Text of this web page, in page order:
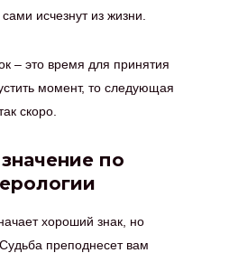
исчезнут из жизни.
– это время для принятия
момент, то следующая
скоро.
по
хороший знак, но
преподнесет вам